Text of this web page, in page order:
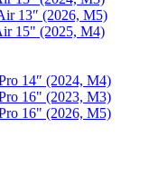
13″ (2026, M5)
15" (2025, M4)
14″ (2024, M4)
16" (2023, M3)
16" (2026, M5)